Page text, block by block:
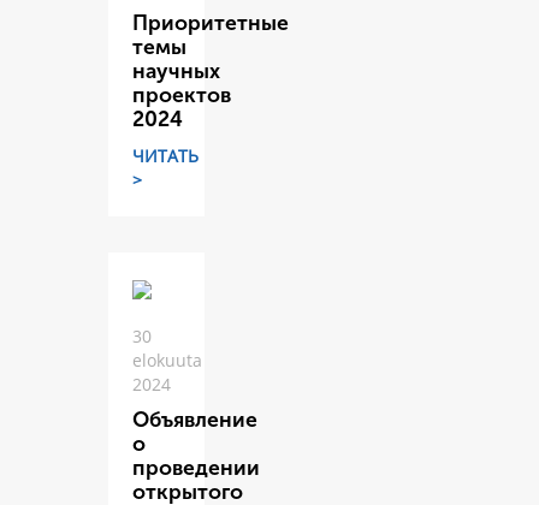
Приоритетные
темы
научных
проектов
2024
ЧИТАТЬ
>
30
elokuuta
2024
Объявление
о
проведении
открытого